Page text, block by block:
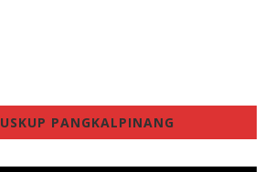
PANGKALPINANG